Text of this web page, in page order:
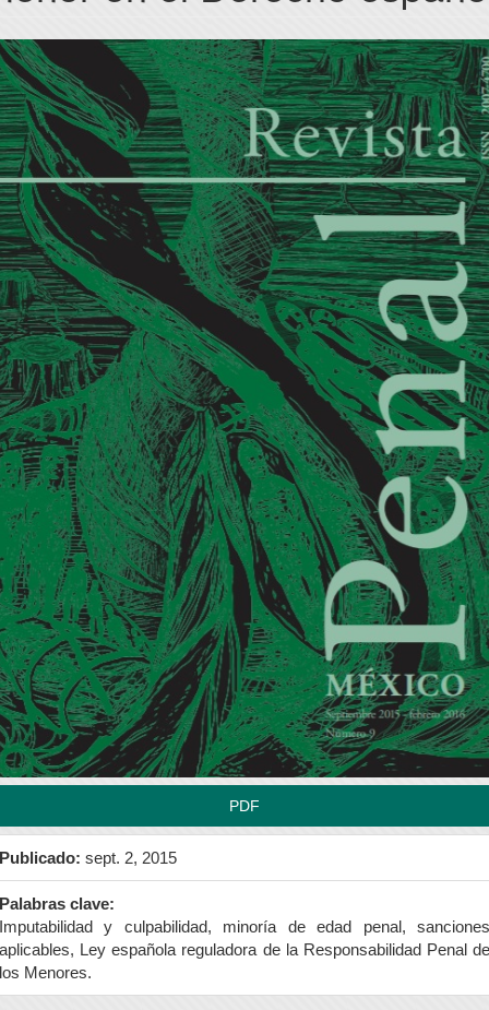
PDF
Publicado: sept. 2, 2015
Palabras clave:
Imputabilidad y culpabilidad, minoría de edad penal, sanciones
aplicables, Ley española reguladora de la Responsabilidad Penal de
los Menores.